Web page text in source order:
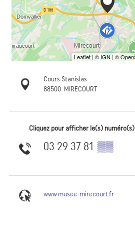
Cours Stanislas
88500 MIRECOURT
Cliquez pour afficher le(s) numéro(s)
03 29 37 81 ▒▒
www.musee-mirecourt.fr